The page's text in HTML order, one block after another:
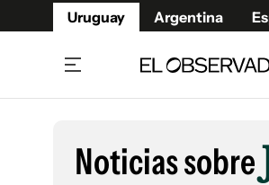
Uruguay Argentina
Beneficios Member
Noticias sobre